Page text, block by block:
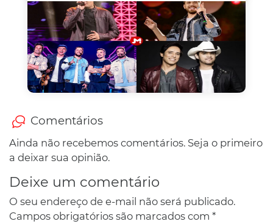
Comentários
Ainda não recebemos comentários. Seja o primeiro
a deixar sua opinião.
Deixe um comentário
O seu endereço de e-mail não será publicado.
Campos obrigatórios são marcados com *